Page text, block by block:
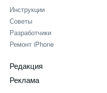
Инструкции
Советы
Разработчики
Ремонт iPhone
Редакция
Реклама